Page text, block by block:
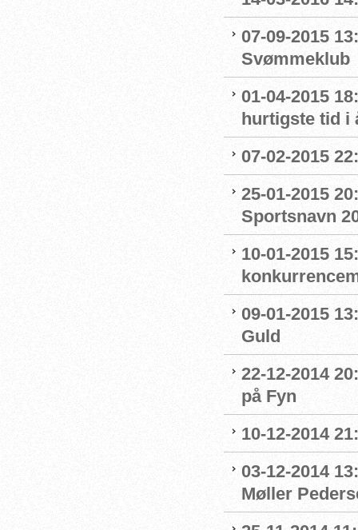
07-09-2015
Svømmeklub
01-04-2015
hurtigste tid i
07-02-2015
25-01-2015
Sportsnavn
10-01-2015
09-01-2015
Guld
22-12-2014
på Fyn
10-12-2014
03-12-2014
Møller